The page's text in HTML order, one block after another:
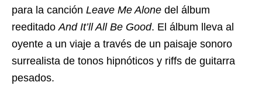
para la canción Leave Me Alone del álbum
reeditadoAnd It’ll All Be Good. El álbum lleva al
oyente a un viaje a través de un paisaje sonoro
surrealista de tonos hipnóticos y riffs de guitarra
pesados.